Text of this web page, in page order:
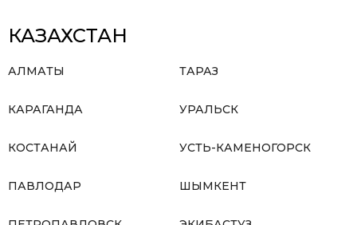
КАЗАХСТАН
АЛМАТЫ
КАРАГАНДА
КОСТАНАЙ
ПАВЛОДАР
ТАРАЗ
УРАЛЬСК
УСТЬ-КАМЕНОГОРСК
ШЫМКЕНТ